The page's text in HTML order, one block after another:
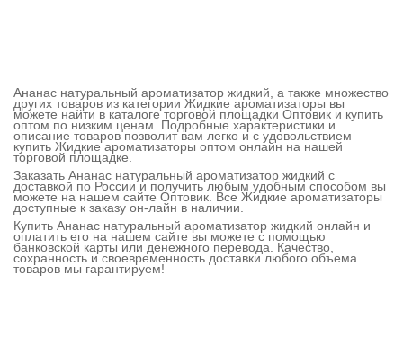
Ананас натуральный ароматизатор жидкий, а также множество
других товаров из категории Жидкие ароматизаторы вы
можете найти в каталоге торговой площадки Оптовик и купить
оптом по низким ценам. Подробные характеристики и
описание товаров позволит вам легко и с удовольствием
купить Жидкие ароматизаторы оптом онлайн на нашей
торговой площадке.
Заказать Ананас натуральный ароматизатор жидкий с
доставкой по России и получить любым удобным способом вы
можете на нашем сайте Оптовик. Все Жидкие ароматизаторы
доступные к заказу он-лайн в наличии.
Купить Ананас натуральный ароматизатор жидкий онлайн и
оплатить его на нашем сайте вы можете с помощью
банковской карты или денежного перевода. Качество,
сохранность и своевременность доставки любого объема
товаров мы гарантируем!